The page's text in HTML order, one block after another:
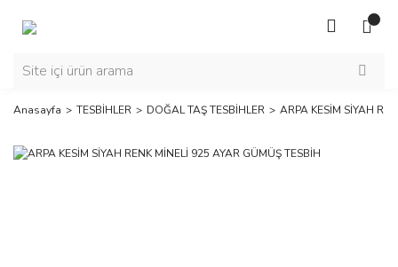
Anasayfa TESBİHLER DOĞAL TAŞ TESBİHLER ARPA KESİM SİYAH